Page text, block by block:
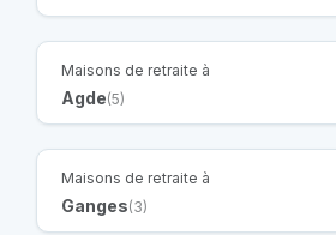
Maisons de retraite à
Agde(5)
Maisons de retraite à
Ganges(3)